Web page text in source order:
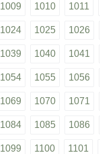
1009 1010 1011
1024 1025 1026
1039 1040 1041
1054 1055 1056
1069 1070 1071
1084 1085 1086
1099 1100 1101